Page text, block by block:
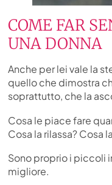
COME FAR
UNA DONNA
Anche per lei vale la
quello che dimostra
soprattutto, che la
Cosa le piace fare
Cosa la rilassa? Cosa
Sono proprio i piccoli
migliore.